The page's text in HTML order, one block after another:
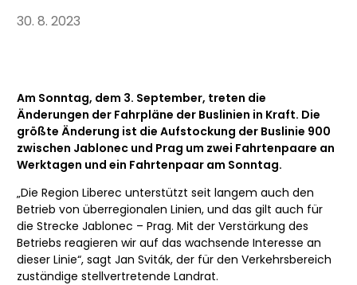
30. 8. 2023
Am Sonntag, dem 3. September, treten die
Änderungen der Fahrpläne der Buslinien in Kraft. Die
größte Änderung ist die Aufstockung der Buslinie 900
zwischen Jablonec und Prag um zwei Fahrtenpaare an
Werktagen und ein Fahrtenpaar am Sonntag.
„Die Region Liberec unterstützt seit langem auch den
Betrieb von überregionalen Linien, und das gilt auch für
die Strecke Jablonec – Prag. Mit der Verstärkung des
Betriebs reagieren wir auf das wachsende Interesse an
dieser Linie“, sagt Jan Sviták, der für den Verkehrsbereich
zuständige stellvertretende Landrat.